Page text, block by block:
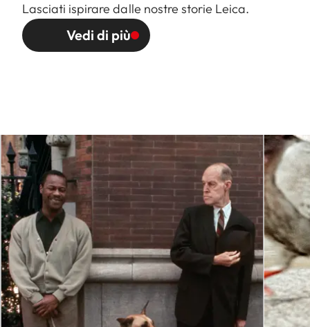
Lasciati ispirare dalle nostre storie Leica.
Vedi di più